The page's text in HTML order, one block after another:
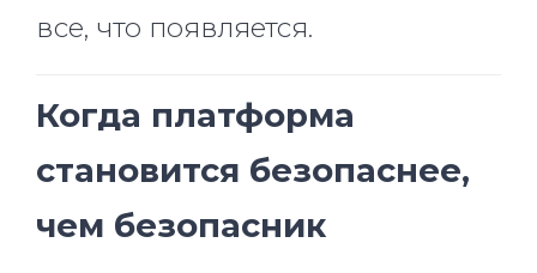
все, что появляется.
Когда платформа
становится безопаснее,
чем безопасник